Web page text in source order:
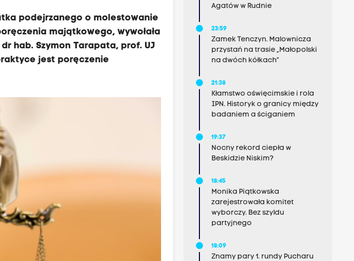
podejrzanego o molestowanie
majątkowego, wywołała
hab. Szymon Tarapata, prof. UJ
jest poręczenie
Agatów w Rudnie
23:59
Zamek Tenczyn. Malownicza
przystań na trasie „Małopolski
na dwóch kółkach”
21:38
Kłamstwo oświęcimskie i rola
IPN. Historyk o granicy między
badaniem a ściganiem
19:37
Nocny rekord ciepła w
Beskidzie Niskim?
18:45
Monika Piątkowska
zarejestrowała komitet
wyborczy. Bez szyldu
partyjnego
18:09
Znamy pary 1. rundy Pucharu